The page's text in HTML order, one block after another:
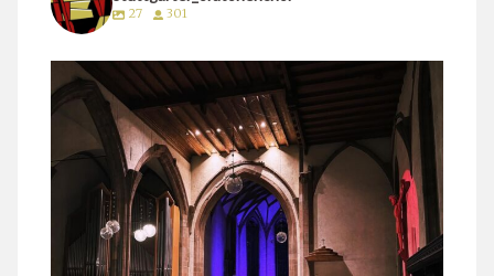
27 301
stuttgarter_oratorienchor
März 24